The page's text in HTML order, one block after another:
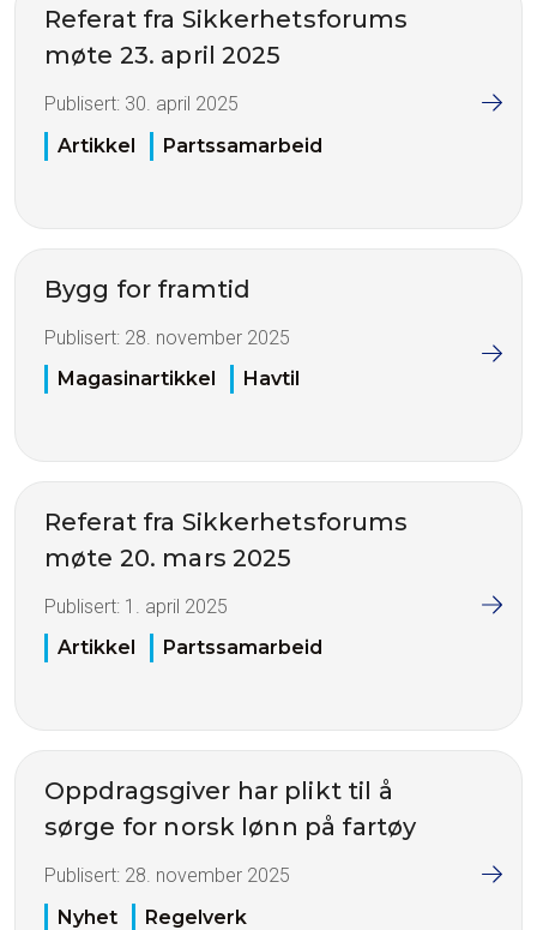
Referat fra Sikkerhetsforums
møte 23. april 2025
Publisert: 30. april 2025
Artikkel
Partssamarbeid
Bygg for framtid
Publisert: 28. november 2025
Magasinartikkel
Havtil
Referat fra Sikkerhetsforums
møte 20. mars 2025
Publisert: 1. april 2025
Artikkel
Partssamarbeid
Oppdragsgiver har plikt til å
sørge for norsk lønn på fartøy
Publisert: 28. november 2025
Nyhet
Regelverk